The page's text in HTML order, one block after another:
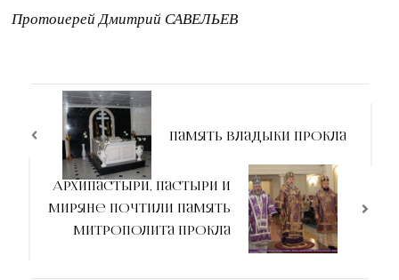
Протоиерей Дмитрий САВЕЛЬЕВ
Навигация
по
записям
Память владыки Прокла
Архипастыри, пастыри и
миряне почтили память
митрополита Прокла